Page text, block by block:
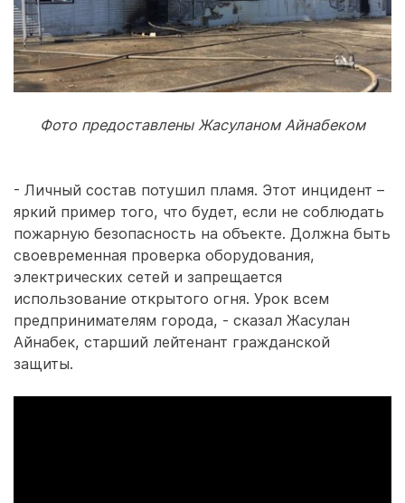
Фото предоставлены Жасуланом Айнабеком
- Личный состав потушил пламя. Этот инцидент –
яркий пример того, что будет, если не соблюдать
пожарную безопасность на объекте. Должна быть
своевременная проверка оборудования,
электрических сетей и запрещается
использование открытого огня. Урок всем
предпринимателям города, - сказал Жасулан
Айнабек, старший лейтенант гражданской
защиты.